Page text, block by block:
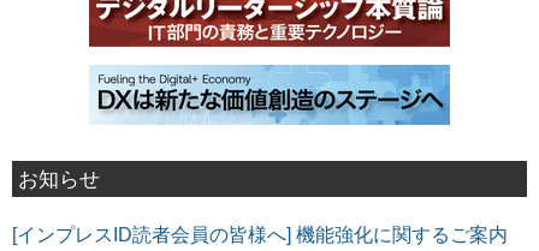
お知らせ
[インプレスID読者会員の皆様へ] 機能強化に関するご案内